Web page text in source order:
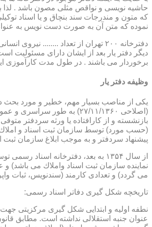
حاشیه نویسی و نواقص مثلی مصون باشد . لذا بر
که متون و مندرجات سند بنچاق و یا اسناد
نموده که متن آن به صورت دست نویس به
دفترخانه ۲۰۰ تهران از تعداد
دیگر دفتر یار بعد از ایشان دارای مسئولیت
برخوردار می باشند . در طول مدت کارآموزی
وظیفه دفتر یار
بازنشسته و از كارافتاده یا ورثه سردفتر
پیشنهاد سردفتر و به موجب ابلاغ سازمان
از سال ۱۳۵۴ به بعد، دفترخانه
نماینده سازمان ثبت اسناد واملاك می باشد) و
می گردد) و تعدادی كارمند (سندنویس، ثبات
تاریخچه شكل گیری دفاتر اسناد رسمی: